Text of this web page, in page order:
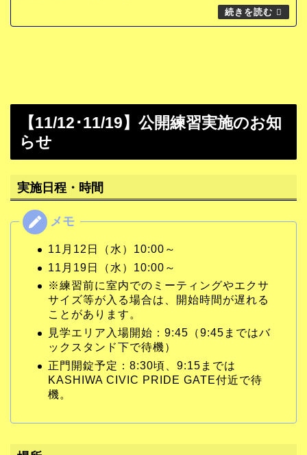
【11/12･11/19】公開練習実施のお知
らせ
実施日程・時間
11月12日（水）10:00～
11月19日（水）10:00～
※練習前に室内でのミーティングやエクサ
サイズ等が入る場合は、開始時間が遅れる
ことがあります。
見学エリア入場開始：9:45（9:45まではバ
ックスタンド下で待機）
正門開錠予定：8:30頃、9:15までは
KASHIWA CIVIC PRIDE GATE付近で待
機。